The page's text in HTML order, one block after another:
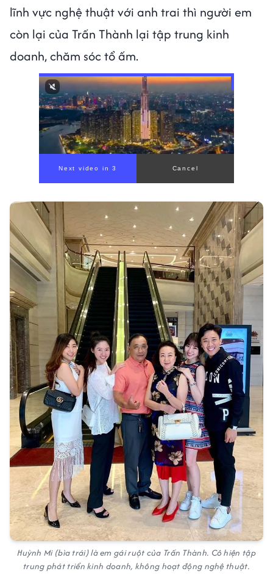
lĩnh vực nghệ thuật với anh trai thì người em
còn lại của Trấn Thành lại tập trung kinh
doanh, chăm sóc tổ ấm.
Huỳnh Mi (bìa trái) là em gái ruột của Trấn Thành. Cô hiện tập
trung phát triển kinh doanh, không hoạt động nghệ thuật.